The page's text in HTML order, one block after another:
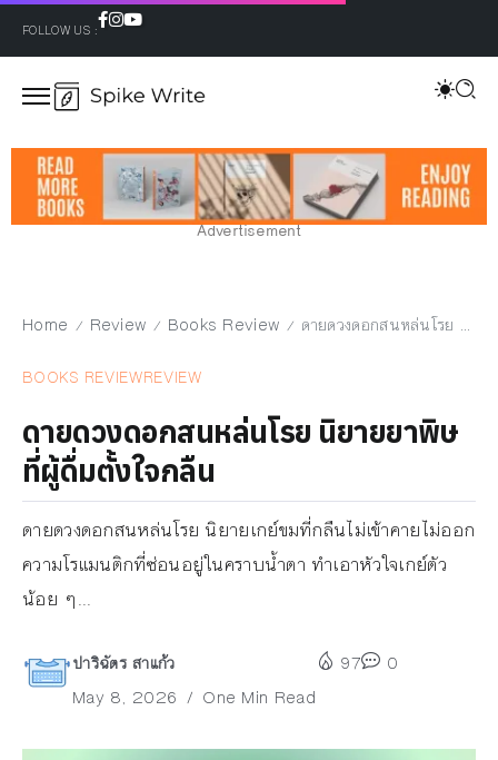
FOLLOW US :
Advertisement
Home / Review / Books Review / ดายดวงดอกสนหล่นโรย นิยายยาพิษที่ผู้ดื่มตั้งใจกลืน
BOOKS REVIEWREVIEW
ดายดวงดอกสนหล่นโรย นิยายยาพิษ
ที่ผู้ดื่มตั้งใจกลืน
ดายดวงดอกสนหล่นโรย นิยายเกย์ขมที่กลืนไม่เข้าคายไม่ออก
ความโรแมนติกที่ซ่อนอยู่ในคราบน้ำตา ทำเอาหัวใจเกย์ตัว
น้อย ๆ...
ปาริฉัตร สาแก้ว
May 8, 2026
One Min Read
97 0